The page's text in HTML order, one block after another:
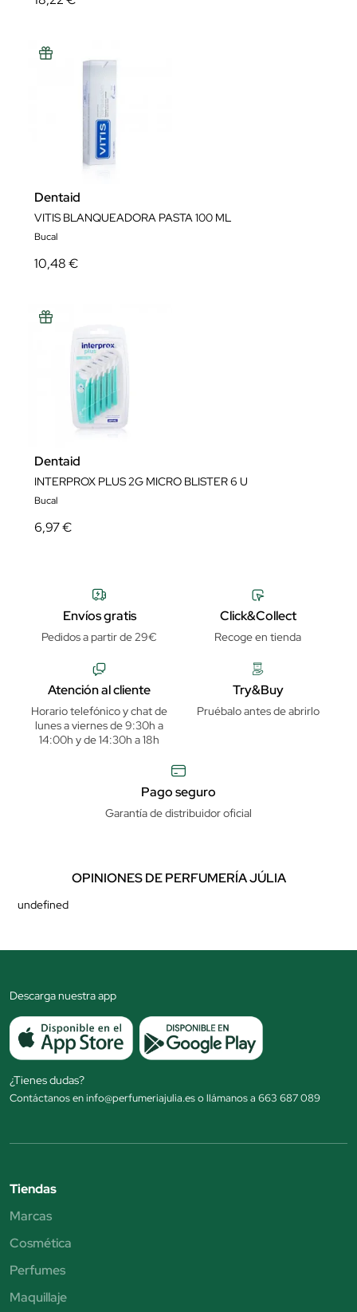
Dentaid
VITIS BLANQUEADORA PASTA 100 ML
Bucal
10,48 €
Dentaid
INTERPROX PLUS 2G MICRO BLISTER 6 U
Bucal
6,97 €
Envíos gratis
Pedidos a partir de 29€
Click&Collect
Recoge en tienda
Atención al cliente
Horario telefónico y chat de
lunes a viernes de 9:30h a
14:00h y de 14:30h a 18h
Try&Buy
Pruébalo antes de abrirlo
Pago seguro
Garantía de distribuidor oficial
OPINIONES DE PERFUMERÍA JÚLIA
undefined
Descarga nuestra app
¿Tienes dudas?
Contáctanos en info@perfumeriajulia.es o llámanos a 663 687 089
Tiendas
Marcas
Cosmética
Perfumes
Maquillaje